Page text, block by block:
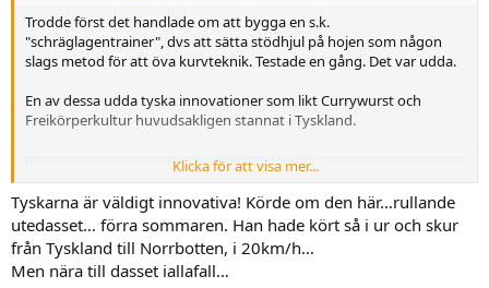
Trodde först det handlade om att bygga en s.k.
"schräglagentrainer", dvs att sätta stödhjul på hojen som någon
slags metod för att öva kurvteknik. Testade en gång. Det var udda.
En av dessa udda tyska innovationer som likt Currywurst och
Freikörperkultur huvudsakligen stannat i Tyskland.
Schräglagentraining mit dem Motorrad & Pitbike - Racetrck
Meistere die Kunst des Knieschleifens. Mit Theorie & viel
Praxis bringen mit unserem Schräglagentraining an Ziel.
Schritt für Schritt & Safety first.
racetrck.de
Klicka för att visa mer...
Tyskarna är väldigt innovativa! Körde om den här…rullande
utedasset… förra sommaren. Han hade kört så i ur och skur
från Tyskland till Norrbotten, i 20km/h…
Men nära till dasset iallafall…